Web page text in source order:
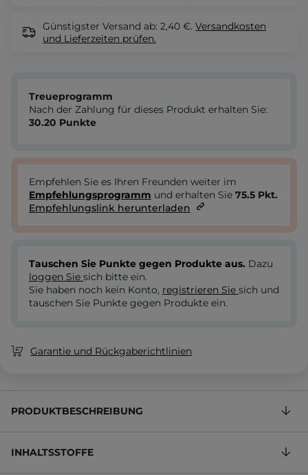
Günstigster Versand ab: 2,40 €. Versandkosten
und Lieferzeiten prüfen.
Treueprogramm
Nach der Zahlung für dieses Produkt erhalten Sie:
30.20 Punkte
Empfehlen Sie es Ihren Freunden weiter im
Empfehlungsprogramm und erhalten Sie 75.5 Pkt.
Empfehlungslink herunterladen
Tauschen Sie Punkte gegen Produkte aus. Dazu
loggen Sie sich bitte ein.
Sie haben noch kein Konto, registrieren Sie sich und
tauschen Sie Punkte gegen Produkte ein.
Garantie und Rückgaberichtlinien
PRODUKTBESCHREIBUNG
INHALTSSTOFFE